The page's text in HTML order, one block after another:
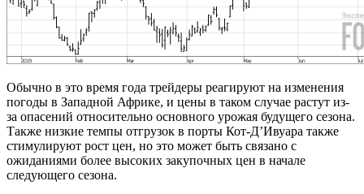
Обычно в это время года трейдеры реагируют на изменения
погоды в Западной Африке, и цены в таком случае растут из-
за опасений относительно основного урожая будущего сезона.
Также низкие темпы отгрузок в порты Кот-Д’Ивуара также
стимулируют рост цен, но это может быть связано с
ожиданиями более высоких закупочных цен в начале
следующего сезона.